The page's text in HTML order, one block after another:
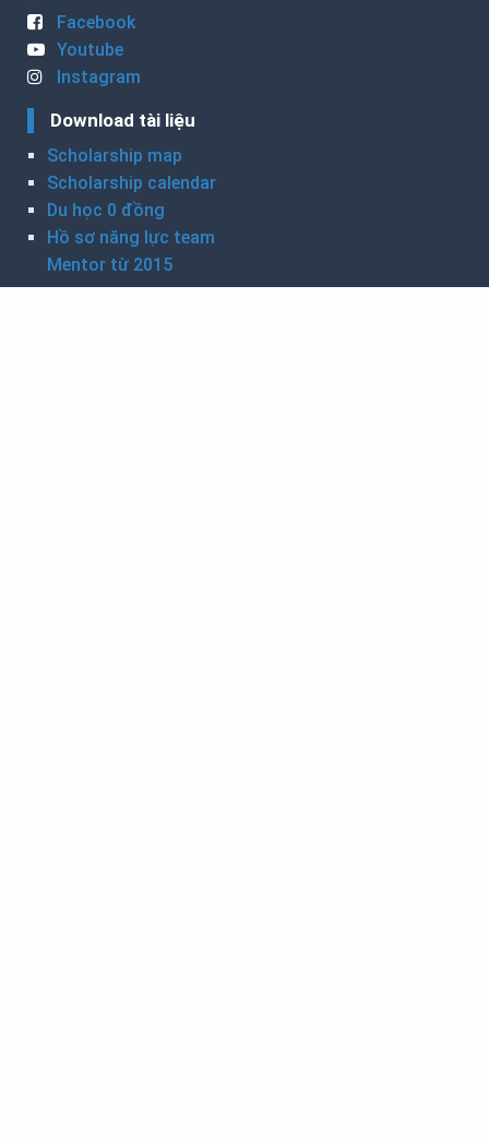
Facebook
Youtube
Instagram
Download tài liệu
Scholarship map
Scholarship calendar
Du học 0 đồng
Hồ sơ năng lực team
Mentor từ 2015